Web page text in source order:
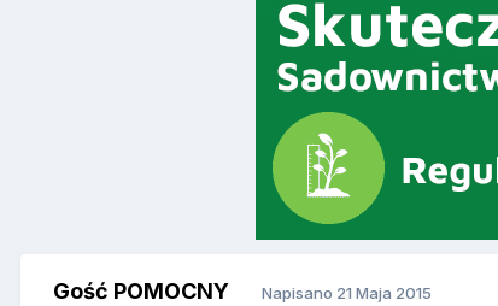
Gość POMOCNY Napisano 21 Maja 2015